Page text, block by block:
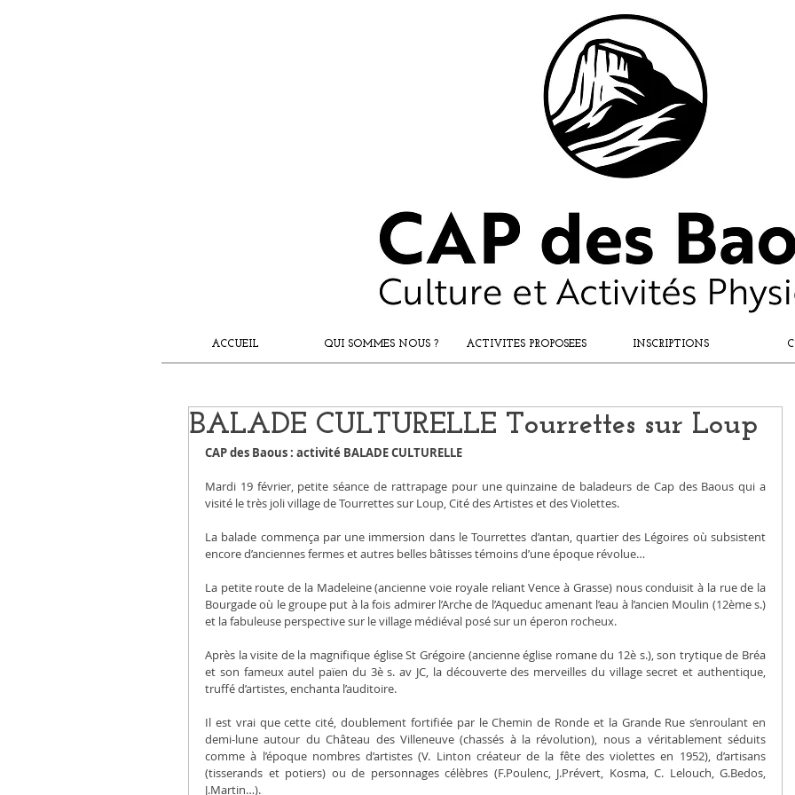
ACCUEIL QUI SOMMES NOUS ? ACTIVITES PROPOSEES INSCRIPTIONS
BALADE CULTURELLE Tourrettes sur Loup
CAP des Baous : activité BALADE CULTURELLE
Mardi 19 février, petite séance de rattrapage pour une quinzaine de baladeurs de Cap des Baous qui a
visité le très joli village de Tourrettes sur Loup, Cité des Artistes et des Violettes.
La balade commença par une immersion dans le Tourrettes d’antan, quartier des Légoires où subsistent
encore d’anciennes fermes et autres belles bâtisses témoins d’une époque révolue…
La petite route de la Madeleine (ancienne voie royale reliant Vence à Grasse) nous conduisit à la rue de la
Bourgade où le groupe put à la fois admirer l’Arche de l’Aqueduc amenant l’eau à l’ancien Moulin (12ème s.)
et la fabuleuse perspective sur le village médiéval posé sur un éperon rocheux.
Après la visite de la magnifique église St Grégoire (ancienne église romane du 12è s.), son trytique de Bréa
et son fameux autel païen du 3è s. av JC, la découverte des merveilles du village secret et authentique,
truffé d’artistes, enchanta l’auditoire.
Il est vrai que cette cité, doublement fortifiée par le Chemin de Ronde et la Grande Rue s’enroulant en
demi-lune autour du Château des Villeneuve (chassés à la révolution), nous a véritablement séduits
comme à l’époque nombres d’artistes (V. Linton créateur de la fête des violettes en 1952), d’artisans
(tisserands et potiers) ou de personnages célèbres (F.Poulenc, J.Prévert, Kosma, C. Lelouch, G.Bedos,
J.Martin…).